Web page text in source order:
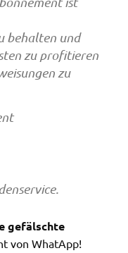
behalten und
zu profitieren
zu
gefälschte
von WhatApp!